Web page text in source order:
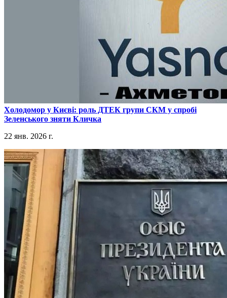
​Холодомор у Києві: роль ДТЕК групи СКМ у спробі
Зеленського зняти Кличка
22 янв. 2026 г.